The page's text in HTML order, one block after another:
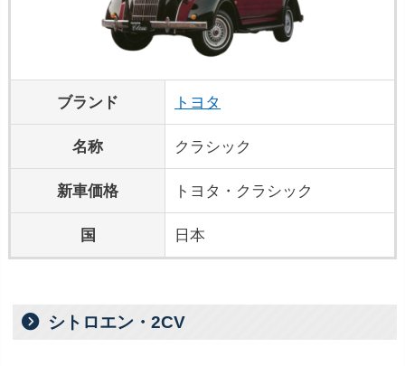
ブランド トヨタ
名称 クラシック
新車価格 トヨタ・クラシック
国 日本
シトロエン・2CV